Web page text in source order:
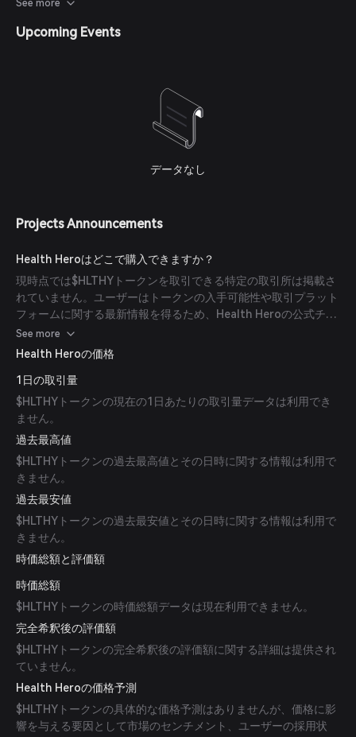
See more
Upcoming Events
データなし
Projects Announcements
Health Heroはどこで購入できますか？
現時点では$HLTHYトークンを取引できる特定の取引所は掲載さ
れていません。ユーザーはトークンの入手可能性や取引プラット
フォームに関する最新情報を得るため、Health Heroの公式チャ
ンネルを確認することをお勧めします。
See more
Health Heroの価格
1日の取引量
$HLTHYトークンの現在の1日あたりの取引量データは利用でき
ません。
過去最高値
$HLTHYトークンの過去最高値とその日時に関する情報は利用で
きません。
過去最安値
$HLTHYトークンの過去最安値とその日時に関する情報は利用で
きません。
時価総額と評価額
時価総額
$HLTHYトークンの時価総額データは現在利用できません。
完全希釈後の評価額
$HLTHYトークンの完全希釈後の評価額に関する詳細は提供され
ていません。
Health Heroの価格予測
$HLTHYトークンの具体的な価格予測はありませんが、価格に影
響を与える要因として市場のセンチメント、ユーザーの採用状